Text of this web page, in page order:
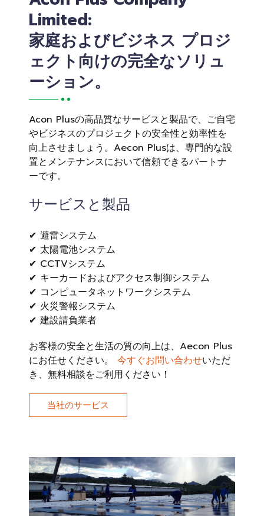
Limited:
家庭およびビジネス プロジ
ェクト向けの完全なソリュ
ーション。
Acon Plusの高品質なサービスと製品で、ご自宅
やビジネスのプロジェクトの安全性と効率性を
向上させましょう。Aecon Plusは、専門的な設
置とメンテナンスにおいて信頼できるパートナ
ーです。
サービスと製品
✔ 避雷システム
✔ 太陽電池システム
✔ CCTVシステム
✔ キーカードおよびアクセス制御システム
✔ コンピュータネットワークシステム
✔ 火災警報システム
✔ 建設請負業者
お客様の安全と生活の質の向上は、Aecon Plus
にお任せください。 今すぐお問い合わせいただ
き、無料相談をご利用ください！
当社のサービス